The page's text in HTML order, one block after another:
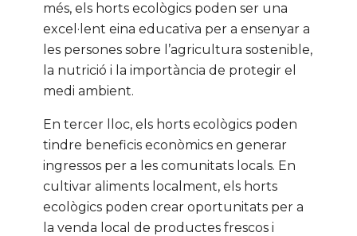
més, els horts ecològics poden ser una
excel·lent eina educativa per a ensenyar a
les persones sobre l’agricultura sostenible,
la nutrició i la importància de protegir el
medi ambient.
En tercer lloc, els horts ecològics poden
tindre beneficis econòmics en generar
ingressos per a les comunitats locals. En
cultivar aliments localment, els horts
ecològics poden crear oportunitats per a
la venda local de productes frescos i